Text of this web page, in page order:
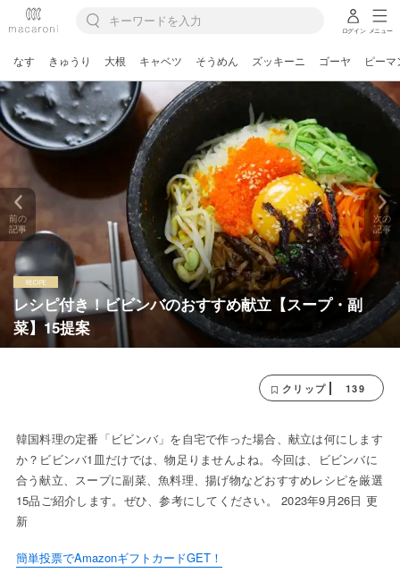
ログイン メニュー
なす きゅうり 大根 キャベツ そうめん ズッキーニ ゴーヤ ピーマ
レシピ付き！ビビンバのおすすめ献立【スープ・副
菜】15提案
前の
記事
次の
記事
クリップ 139
韓国料理の定番「ビビンバ」を自宅で作った場合、献立は何にします
か？ビビンバ1皿だけでは、物足りませんよね。今回は、ビビンバに
合う献立、スープに副菜、魚料理、揚げ物などおすすめレシピを厳選
15品ご紹介します。ぜひ、参考にしてください。 2023年9月26日 更
新
簡単投票でAmazonギフトカードGET！